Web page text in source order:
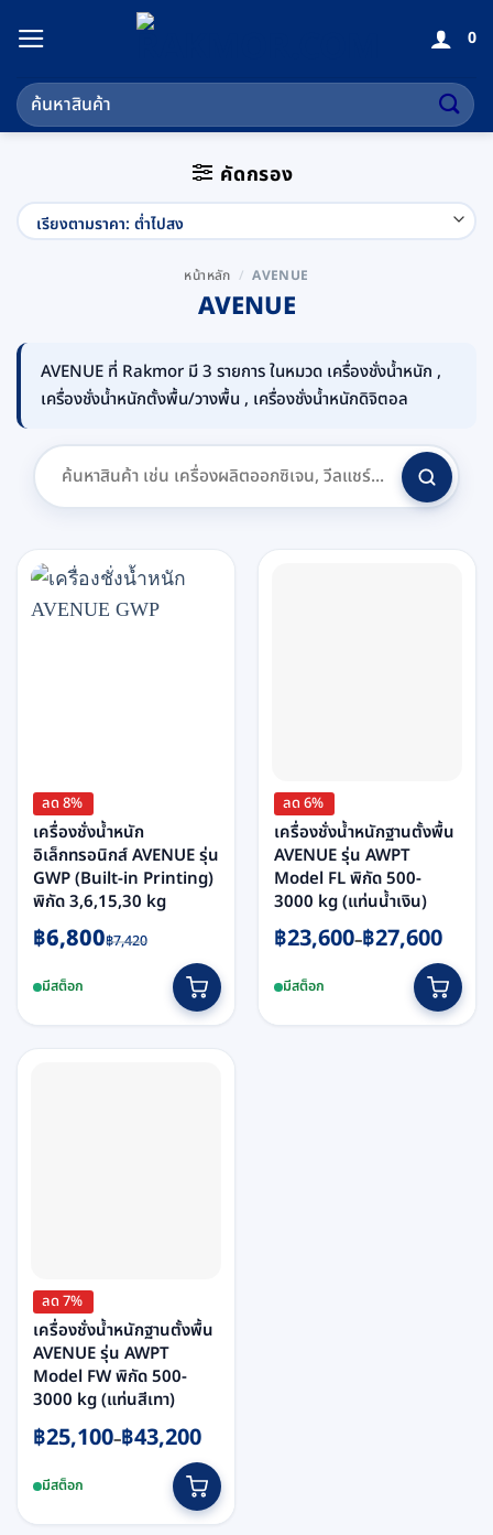
เนื้อหา
0
ค้นหา:
คัดกรอง
หน้าหลัก / AVENUE
AVENUE
AVENUE ที่ Rakmor มี 3 รายการ ในหมวด เครื่องชั่งน้ำหนัก ,
เครื่องชั่งน้ำหนักตั้งพื้น/วางพื้น , เครื่องชั่งน้ำหนักดิจิตอล
ลด 8%
เครื่องชั่งน้ำหนัก
อิเล็กทรอนิกส์ AVENUE รุ่น
GWP (Built-in Printing)
พิกัด 3,6,15,30 kg
฿7,420
Original
was:
฿6,800
Current
is:มีสต็อก
product
has
multiple
page
ลด 6%
เครื่องชั่งน้ำหนักฐานตั้งพื้น
AVENUE รุ่น AWPT
Model FL พิกัด 500-
3000 kg (แท่นน้ำเงิน)
฿23,600–฿27,600
Price
฿23,600
มีสต็อก
product
has
ลด 7%
เครื่องชั่งน้ำหนักฐานตั้งพื้น
AVENUE รุ่น AWPT
Model FW พิกัด 500-
3000 kg (แท่นสีเทา)
฿25,100–฿43,200
Price
฿25,100
มีสต็อก
product